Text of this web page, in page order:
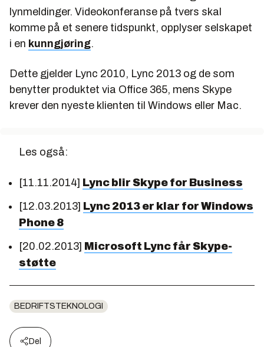
lynmeldinger. Videokonferanse på tvers skal
komme på et senere tidspunkt, opplyser selskapet
i en kunngjøring.
Dette gjelder Lync 2010, Lync 2013 og de som
benytter produktet via Office 365, mens Skype
krever den nyeste klienten til Windows eller Mac.
Les også:
[11.11.2014] Lync blir Skype for Business
[12.03.2013] Lync 2013 er klar for Windows
Phone 8
[20.02.2013] Microsoft Lync får Skype-
støtte
BEDRIFTSTEKNOLOGI
Del